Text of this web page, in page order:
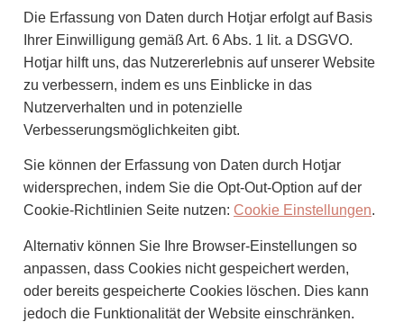
Die Erfassung von Daten durch Hotjar erfolgt auf Basis
Ihrer Einwilligung gemäß Art. 6 Abs. 1 lit. a DSGVO.
Hotjar hilft uns, das Nutzererlebnis auf unserer Website
zu verbessern, indem es uns Einblicke in das
Nutzerverhalten und in potenzielle
Verbesserungsmöglichkeiten gibt.
Sie können der Erfassung von Daten durch Hotjar
widersprechen, indem Sie die Opt-Out-Option auf der
Cookie-Richtlinien Seite nutzen: Cookie Einstellungen.
Alternativ können Sie Ihre Browser-Einstellungen so
anpassen, dass Cookies nicht gespeichert werden,
oder bereits gespeicherte Cookies löschen. Dies kann
jedoch die Funktionalität der Website einschränken.